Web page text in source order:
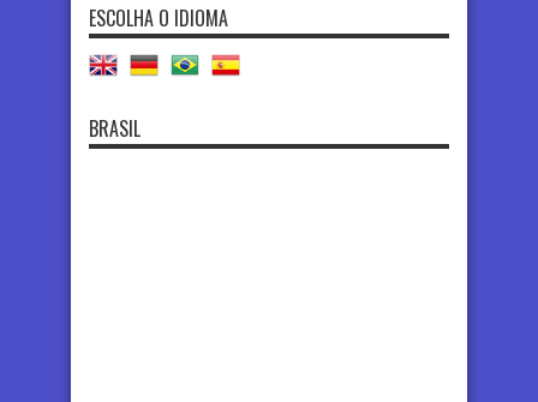
ESCOLHA O IDIOMA
BRASIL